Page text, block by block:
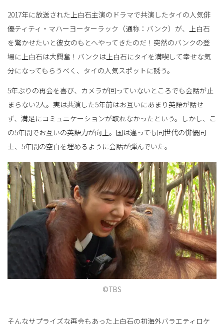
2017年に放送された上白石主演のドラマで共演したタイの人気俳
優ティティ・マハーヨーターラック（通称：バンク）が、上白石
を驚かせたいと彼女のもとへやってきたのだ！突然のバンクの登
場に上白石は大興奮！バンクは上白石にタイを満喫して幸せな気
分になってもらうべく、タイの人気スポットに誘う。
5年ぶりの再会を喜び、カメラが回っていないところでも会話が止
まらない2人。実は共演した5年前はお互いにあまり英語が話せ
ず、満足にコミュニケーションが取れなかったという。しかし、こ
の5年間でお互いの英語力が向上。国は違っても同世代の俳優同
士、5年間の空白を埋めるように会話が弾んでいた。
©TBS
そんなサプライズな再会もあった上白石の初海外バラエティロケ